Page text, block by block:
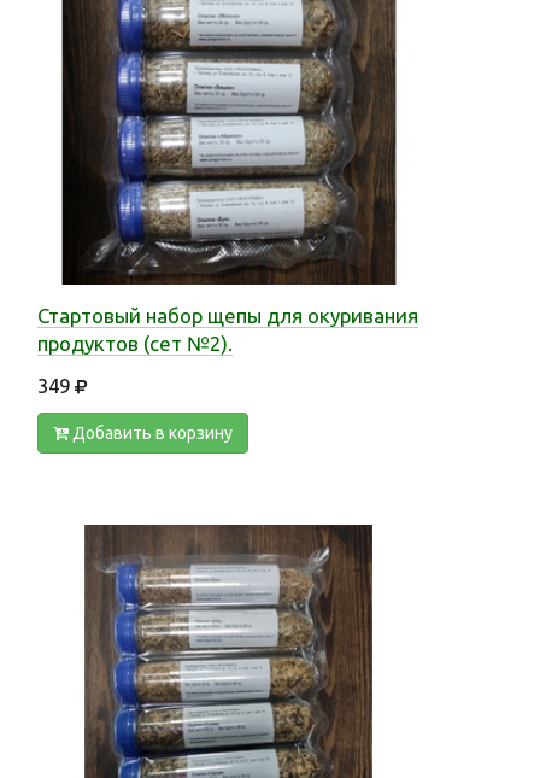
Стартовый набор щепы для окуривания
продуктов (сет №2).
349
Добавить в корзину